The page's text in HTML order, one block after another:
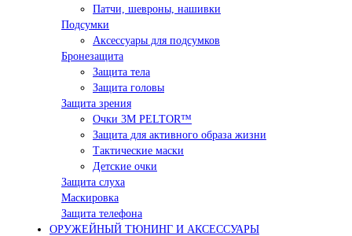
Патчи, шевроны, нашивки
Подсумки
Аксессуары для подсумков
Бронезащита
Защита тела
Защита головы
Защита зрения
Очки 3М PELTOR™
Защита для активного образа жизни
Тактические маски
Детские очки
Защита слуха
Маскировка
Защита телефона
ОРУЖЕЙНЫЙ ТЮНИНГ И АКСЕССУАРЫ